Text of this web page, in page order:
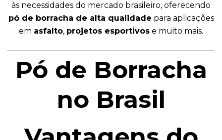
às necessidades do mercado brasileiro, oferecendo
pó de borracha de alta qualidade para aplicações
em asfalto, projetos esportivos e muito mais.
Pó de Borracha
no Brasil